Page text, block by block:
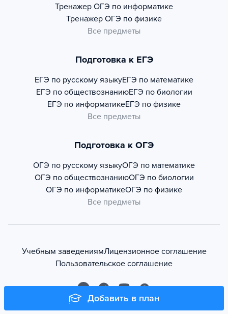
Добавить в план
Тренажер ОГЭ по информатике
Тренажер ОГЭ по физике
Все предметы
Подготовка к ЕГЭ
ЕГЭ по русскому языкуЕГЭ по математике
ЕГЭ по обществознаниюЕГЭ по биологии
ЕГЭ по информатикеЕГЭ по физике
Все предметы
Подготовка к ОГЭ
ОГЭ по русскому языкуОГЭ по математике
ОГЭ по обществознаниюОГЭ по биологии
ОГЭ по информатикеОГЭ по физике
Все предметы
Учебным заведениямЛицензионное соглашение
Пользовательское соглашение